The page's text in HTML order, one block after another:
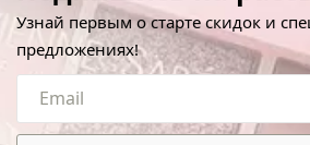
Узнай первым о старте скидок и
предложениях!